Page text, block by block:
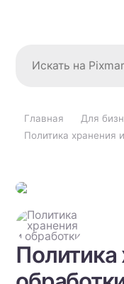
Главная Для
Политика хранения
Политика